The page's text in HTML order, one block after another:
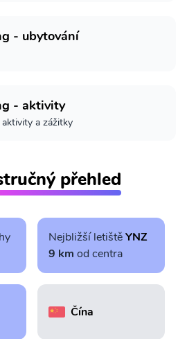
- ubytování
- aktivity
a zážitky
přehled
Nejbližší letištěYNZ
9 km od centra
Čína